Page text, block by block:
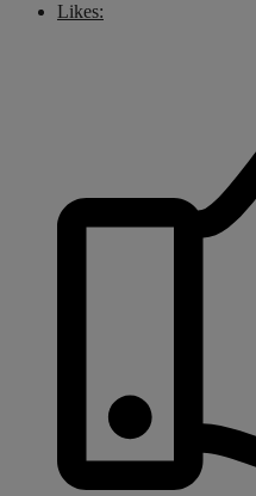
Likes: